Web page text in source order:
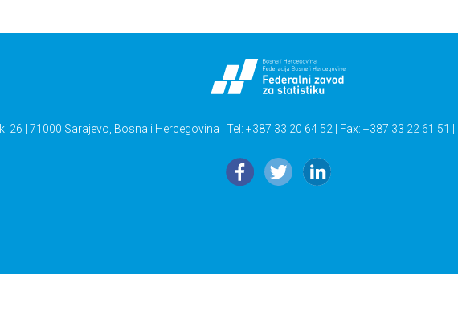
26 | 71000 Sarajevo, Bosna i Hercegovina | Tel: +387 33 20 64 52 | Fax: +387 33 22 61 51 |